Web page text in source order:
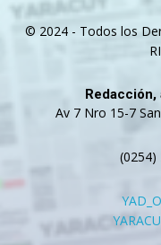
© 2024 - Todos los
Av 7 Nro 15-7
(0254)